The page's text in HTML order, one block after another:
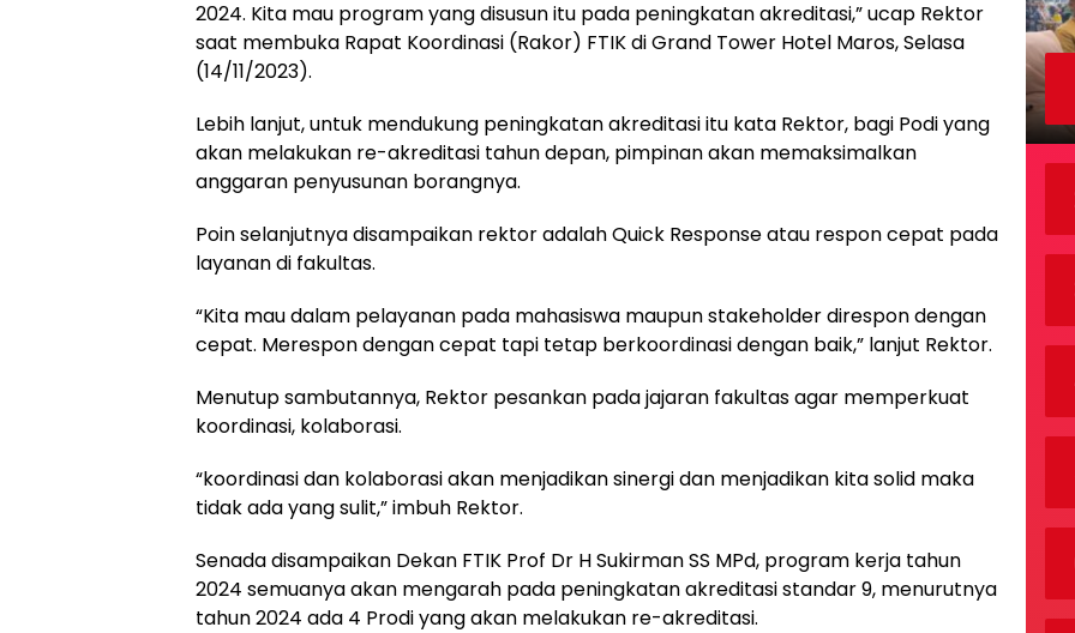
2024. Kita mau program yang disusun itu pada peningkatan akreditasi,” ucap Rektor
saat membuka Rapat Koordinasi (Rakor) FTIK di Grand Tower Hotel Maros, Selasa
(14/11/2023).
Lebih lanjut, untuk mendukung peningkatan akreditasi itu kata Rektor, bagi Podi yang
akan melakukan re-akreditasi tahun depan, pimpinan akan memaksimalkan
anggaran penyusunan borangnya.
Poin selanjutnya disampaikan rektor adalah Quick Response atau respon cepat pada
layanan di fakultas.
“Kita mau dalam pelayanan pada mahasiswa maupun stakeholder direspon dengan
cepat. Merespon dengan cepat tapi tetap berkoordinasi dengan baik,” lanjut Rektor.
Menutup sambutannya, Rektor pesankan pada jajaran fakultas agar memperkuat
koordinasi, kolaborasi.
“koordinasi dan kolaborasi akan menjadikan sinergi dan menjadikan kita solid maka
tidak ada yang sulit,” imbuh Rektor.
Senada disampaikan Dekan FTIK Prof Dr H Sukirman SS MPd, program kerja tahun
2024 semuanya akan mengarah pada peningkatan akreditasi standar 9, menurutnya
tahun 2024 ada 4 Prodi yang akan melakukan re-akreditasi.